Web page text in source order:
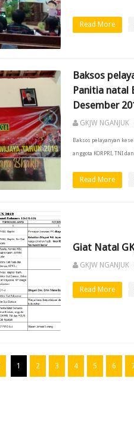
Read More
Baksos
Panitia natal
Desember
GKJW NGANJUK
Baksos pelayanyan
anggota KORPRI, TNI
Read More
Giat Natal
GKJW NGANJUK
Read More
1 2 3 4 5 6